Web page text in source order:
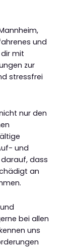
und
mit
zur
stressfrei
nur den
und
dass
an
bei allen
uns